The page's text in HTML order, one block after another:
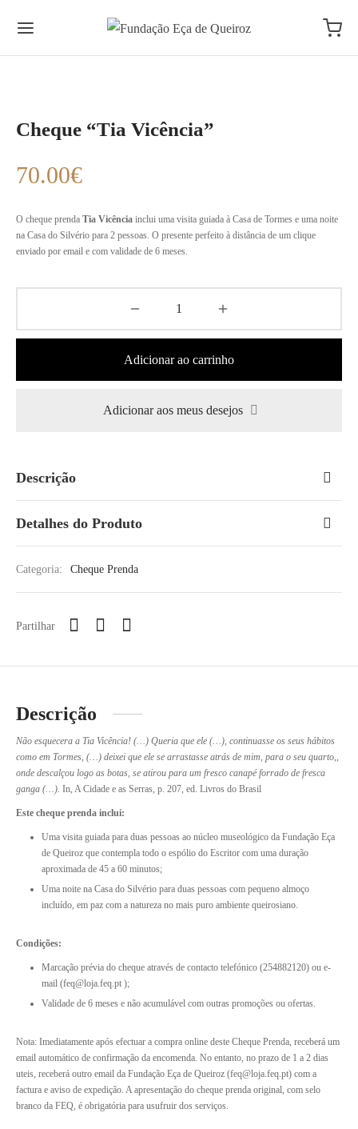
Cheque “Tia Vicência”
70.00€
O cheque prenda Tia Vicência inclui uma visita guiada à Casa de Tormes e uma noite
na Casa do Silvério para 2 pessoas. O presente perfeito à distância de um clique
enviado por email e com validade de 6 meses.
Adicionar ao carrinho
Adicionar aos meus desejos
Descrição
Detalhes do Produto
Categoria: Cheque Prenda
Partilhar
Descrição
Não esquecera a Tia Vicência! (…) Queria que ele (…), continuasse os seus hábitos
como em Tormes, (…) deixei que ele se arrastasse atrás de mim, para o seu quarto,,
onde descalçou logo as botas, se atirou para um fresco canapé forrado de fresca
ganga (…). In, A Cidade e as Serras, p. 207, ed. Livros do Brasil
Este cheque prenda inclui:
Uma visita guiada para duas pessoas ao núcleo museológico da Fundação Eça
de Queiroz que contempla todo o espólio do Escritor com uma duração
aproximada de 45 a 60 minutos;
Uma noite na Casa do Silvério para duas pessoas com pequeno almoço
incluído, em paz com a natureza no mais puro ambiente queirosiano.
Condições:
Marcação prévia do cheque através de contacto telefónico (254882120) ou e-
mail (feq@loja.feq.pt );
Validade de 6 meses e não acumulável com outras promoções ou ofertas.
Nota: Imediatamente após efectuar a compra online deste Cheque Prenda, receberá um
email automático de confirmação da encomenda. No entanto, no prazo de 1 a 2 dias
uteis, receberá outro email da Fundação Eça de Queiroz (feq@loja.feq.pt) com a
factura e aviso de expedição. A apresentação do cheque prenda original, com selo
branco da FEQ, é obrigatória para usufruir dos serviços.